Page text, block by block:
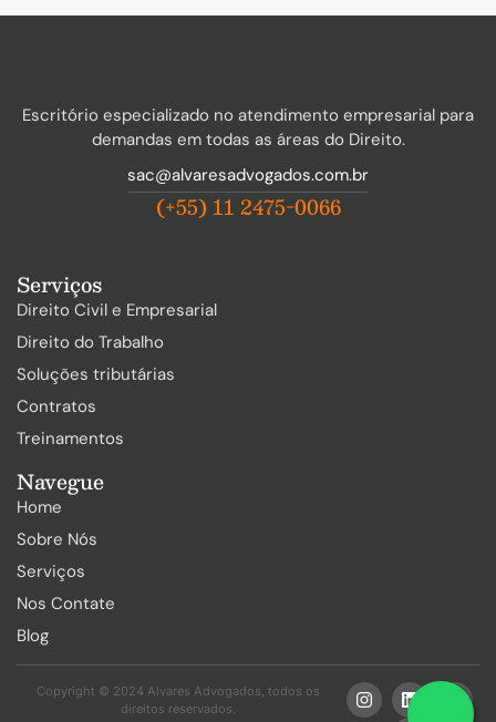
Escritório especializado no atendimento empresarial para
demandas em todas as áreas do Direito.
sac@alvaresadvogados.com.br
(+55) 11 2475-0066
Serviços
Direito Civil e Empresarial
Direito do Trabalho
Soluções tributárias
Contratos
Treinamentos
Navegue
Home
Sobre Nós
Serviços
Nos Contate
Blog
Copyright © 2024 Alvares Advogados, todos os
direitos reservados.